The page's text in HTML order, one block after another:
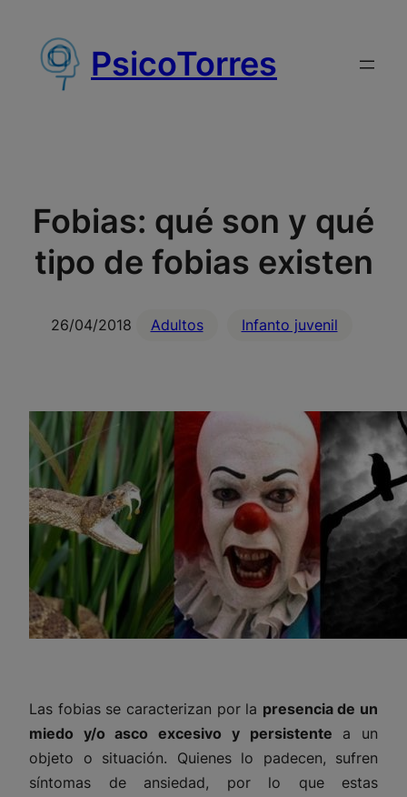
contenido
PsicoTorres
Fobias: qué son y qué
tipo de fobias existen
26/04/2018 Adultos Infanto juvenil
Las fobias se caracterizan por la presencia de un
miedo y/o asco excesivo y persistente a un
objeto o situación. Quienes lo padecen, sufren
síntomas de ansiedad, por lo que estas